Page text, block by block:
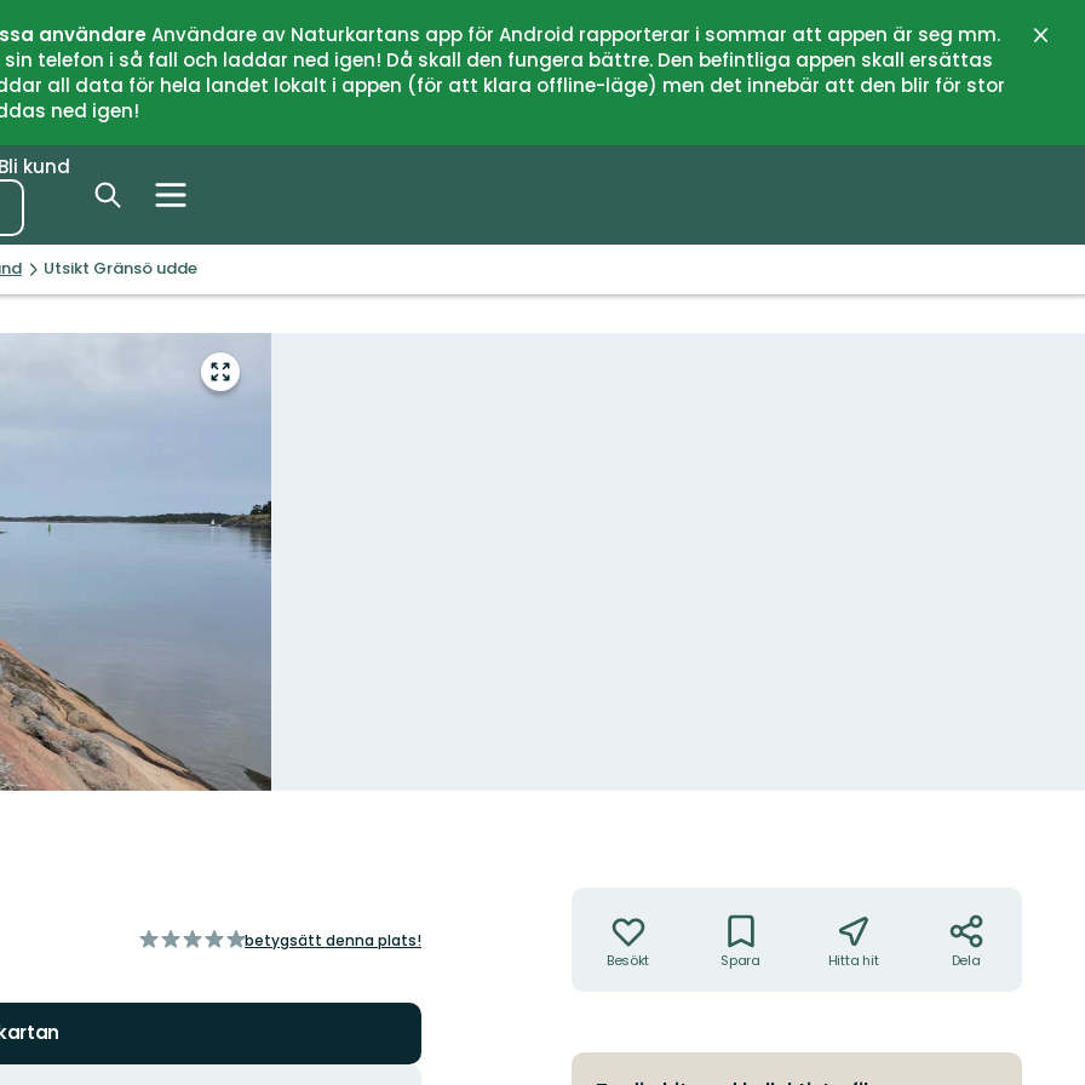
användareAnvändare av Naturkartans app för Android rapporterar i sommar att appen är seg mm.
telefon i så fall och laddar ned igen! Då skall den fungera bättre. Den befintliga appen skall ersättas
all data för hela landet lokalt i appen (för att klara offline-läge) men det innebär att den blir för stor
ned igen!
Bli kund
Utsikt Gränsö udde
Gå
till
av
betygsätt denna plats!
Besökt Spara Hitta hit Dela